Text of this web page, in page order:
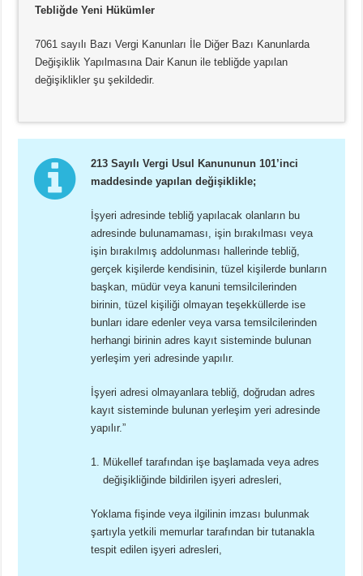
Tebliğde Yeni Hükümler
7061 sayılı Bazı Vergi Kanunları İle Diğer Bazı Kanunlarda
Değişiklik Yapılmasına Dair Kanun ile tebliğde yapılan
değişiklikler şu şekildedir.
213 Sayılı Vergi Usul Kanununun 101’inci
maddesinde yapılan değişiklikle;
İşyeri adresinde tebliğ yapılacak olanların bu
adresinde bulunamaması, işin bırakılması veya
işin bırakılmış addolunması hallerinde tebliğ,
gerçek kişilerde kendisinin, tüzel kişilerde bunların
başkan, müdür veya kanuni temsilcilerinden
birinin, tüzel kişiliği olmayan teşekküllerde ise
bunları idare edenler veya varsa temsilcilerinden
herhangi birinin adres kayıt sisteminde bulunan
yerleşim yeri adresinde yapılır.
İşyeri adresi olmayanlara tebliğ, doğrudan adres
kayıt sisteminde bulunan yerleşim yeri adresinde
yapılır.”
Mükellef tarafından işe başlamada veya adres
değişikliğinde bildirilen işyeri adresleri,
Yoklama fişinde veya ilgilinin imzası bulunmak
şartıyla yetkili memurlar tarafından bir tutanakla
tespit edilen işyeri adresleri,